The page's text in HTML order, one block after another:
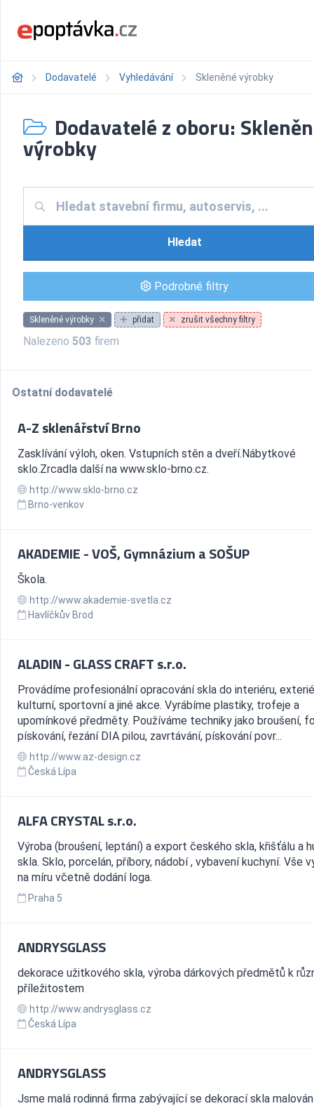
Dodavatelé Vyhledávání Skleněné výrobky
Dodavatelé z oboru:
výrobky
Hledat
Podrobné filtry
Skleněné výrobky přidat zrušit všechny filtry
Nalezeno 503 firem
Ostatní dodavatelé
A-Z sklenářství Brno
Zasklívání výloh, oken. Vstupních stěn a dveří.Nábytkové
sklo.Zrcadla další na www.sklo-brno.cz.
http://www.sklo-brno.cz
Brno-venkov
AKADEMIE - VOŠ, Gymnázium a SOŠUP
Škola.
http://www.akademie-svetla.cz
Havlíčkův Brod
ALADIN - GLASS CRAFT s.r.o.
Provádíme profesionální opracování skla do interiéru,
kulturní, sportovní a jiné akce. Vyrábíme plastiky, trofeje a
upomínkové předměty. Používáme techniky jako broušení,
pískování, řezání DIA pilou, zavrtávání, pískování povr...
http://www.az-design.cz
Česká Lípa
ALFA CRYSTAL s.r.o.
Výroba (broušení, leptání) a export českého skla, křišťálu a
skla. Sklo, porcelán, příbory, nádobí , vybavení kuchyní. Vše
na míru včetně dodání loga.
Praha 5
ANDRYSGLASS
dekorace užitkového skla, výroba dárkových předmětů k
příležitostem
http://www.andrysglass.cz
Česká Lípa
ANDRYSGLASS
Jsme malá rodinná firma zabývající se dekorací skla